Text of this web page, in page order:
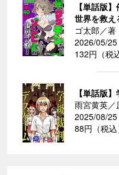
【単話版
世界を救
ゴ太郎／著
2026/05/25
132円（税
【単話版
雨宮黄英／
2025/08/25
88円（税込